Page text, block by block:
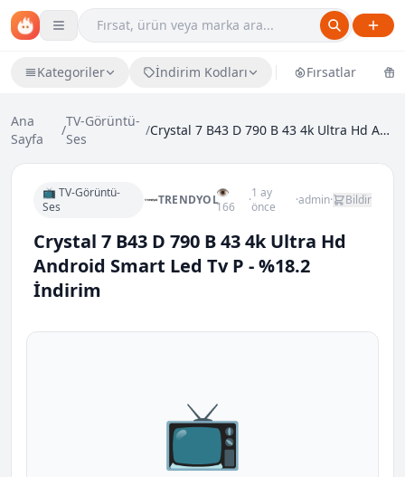
Kategoriler İndirim Kodları Fırsatlar
Ana
Sayfa
/
TV-Görüntü-
Ses
/ Crystal 7 B43 D 790 B 43 4k Ultra Hd Android Smart...
📺 TV-Görüntü-
Ses
TRENDYOL👁
166
·1 ay
önce
·admin· Bildir
Crystal 7 B43 D 790 B 43 4k Ultra Hd
Android Smart Led Tv P - %18.2
İndirim
📺